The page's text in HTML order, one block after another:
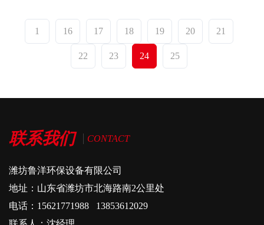
1 16 17 18 19 20 21
22 23 24 25
联系我们 CONTACT
潍坊鲁洋环保设备有限公司
地址：山东省潍坊市北海路南2公里处
电话：15621771988 13853612029